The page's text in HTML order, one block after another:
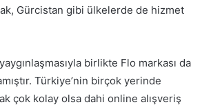
Gürcistan gibi ülkelerde de hizmet
birlikte Flo markası da
Türkiye’nin birçok yerinde
çok kolay olsa dahi online alışveriş